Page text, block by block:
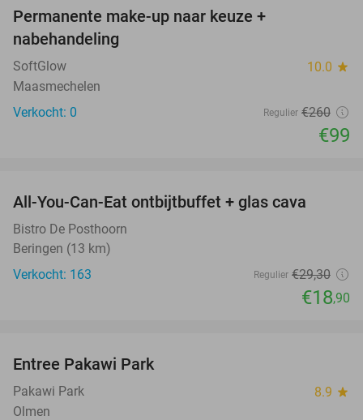
TODAY
Permanente make-up naar keuze +
nabehandeling
SoftGlow 10.0 star
Maasmechelen
Verkocht: 0
Regulier €260
€99
All-You-Can-Eat ontbijtbuffet + glas cava
Bistro De Posthoorn
Beringen (13 km)
Verkocht: 163
Regulier €29,30
€18,90
Entree Pakawi Park
Pakawi Park 8.9 star
Olmen